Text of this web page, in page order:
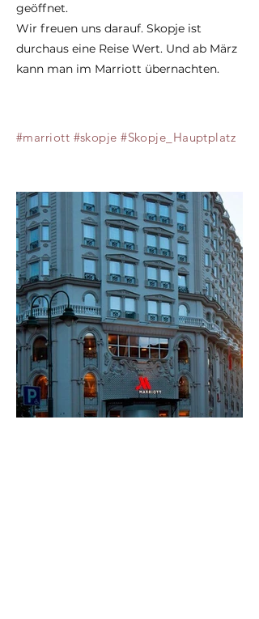
geöffnet.
Wir freuen uns darauf. Skopje ist
durchaus eine Reise Wert. Und ab März
kann man im Marriott übernachten.
#marriott #skopje #Skopje_Hauptplatz